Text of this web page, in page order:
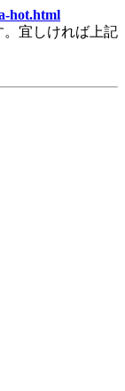
hot.html
。宜しければ上記